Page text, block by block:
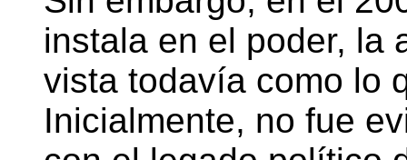
instala en el poder, la
vista todavía como lo
Inicialmente, no fue